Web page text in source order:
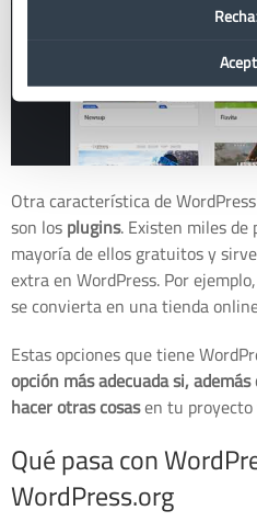
Otra característica de
son losplugins. Existen miles
mayoría de ellos gratuitos y
extra en WordPress. Por
se convierta en una tienda
Estas opciones que tiene
opción más adecuada si,
hacer otras cosasen tu proyecto
Qué pasa con
WordPress.org